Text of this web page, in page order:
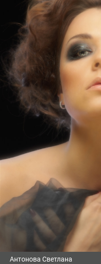
Антонова Светлана